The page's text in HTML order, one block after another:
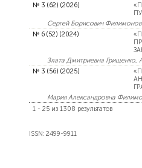
№ 3 (62) (2026)
Сергей Борисович Филимонов
№ 6 (52) (2024)
Злата Дмитриевна Грищенко,
№ 3 (56) (2025)
Мария Александровна
1 - 25 из 1308 результатов
ISSN: 2499-9911